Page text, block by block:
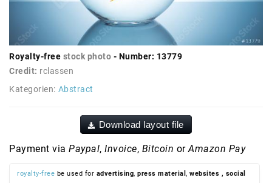
Royalty-free stock photo - Number: 13779
Credit: rclassen
Kategorien: Abstract
Download layout file
Payment via Paypal, Invoice, Bitcoin or Amazon Pay
royalty-free be used for advertising, press material , websites , social